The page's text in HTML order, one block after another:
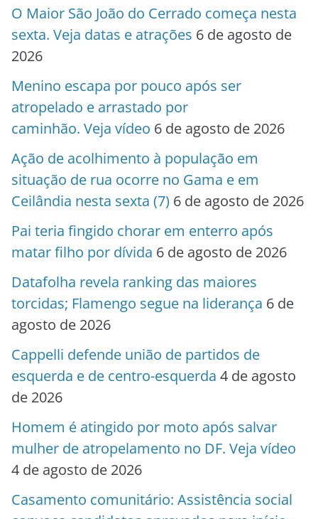
O Maior São João do Cerrado começa nesta
sexta. Veja datas e atrações 6 de agosto de
2026
Menino escapa por pouco após ser
atropelado e arrastado por
caminhão. Veja vídeo 6 de agosto de 2026
Ação de acolhimento à população em
situação de rua ocorre no Gama e em
Ceilândia nesta sexta (7) 6 de agosto de 2026
Pai teria fingido chorar em enterro após
matar filho por dívida 6 de agosto de 2026
Datafolha revela ranking das maiores
torcidas; Flamengo segue na liderança 6 de
agosto de 2026
Cappelli defende união de partidos de
esquerda e de centro-esquerda 4 de agosto
de 2026
Homem é atingido por moto após salvar
mulher de atropelamento no DF. Veja vídeo
4 de agosto de 2026
Casamento comunitário: Assistência social